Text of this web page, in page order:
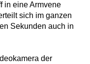
in eine Armvene
sich im ganzen
Sekunden auch in
der